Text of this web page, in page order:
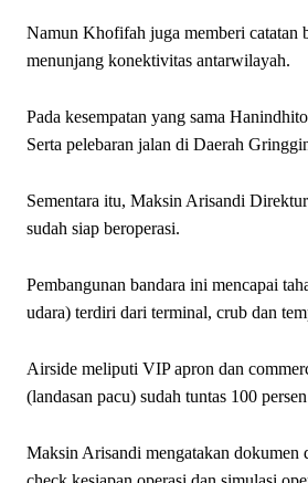
Namun Khofifah juga memberi catatan
menunjang konektivitas antarwilayah.
Pada kesempatan yang sama
Serta pelebaran jalan di Daerah
Sementara itu, Maksin Arisandi
sudah siap beroperasi.
Pembangunan bandara ini mencapai
udara) terdiri dari terminal, crub dan
Airside meliputi VIP apron dan
(landasan pacu) sudah tuntas 100
Maksin Arisandi mengatakan dokumen